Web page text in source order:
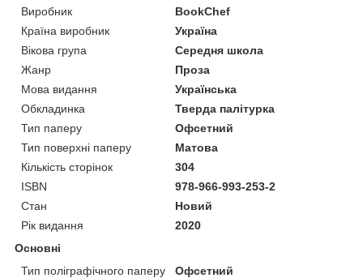
Виробник
BookChef
Країна виробник
Україна
Вікова група
Середня школа
Жанр
Проза
Мова видання
Українська
Обкладинка
Тверда палітурка
Тип паперу
Офсетний
Тип поверхні паперу
Матова
Кількість сторінок
304
ISBN
978-966-993-253-2
Стан
Новий
Рік видання
2020
Основні
Тип поліграфічного паперу
Офсетний